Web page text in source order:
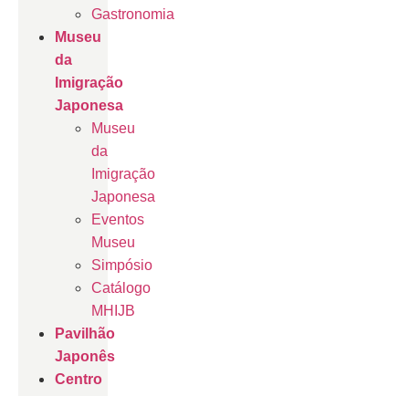
Gastronomia
Museu
da
Imigração
Japonesa
Museu
da
Imigração
Japonesa
Eventos
Museu
Simpósio
Catálogo
MHIJB
Pavilhão
Japonês
Centro